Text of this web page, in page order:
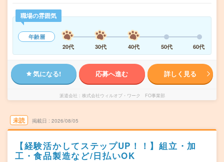
職場の雰囲気
年齢層
20代
30代 40代 50代 60代
気になる! 応募へ進む 詳しく見る
派遣会社 株式会社ウィルオブ・ワーク FO事業部
未読 掲載日 2026/08/05
【経験活かしてステップUP！！】組立・加
工・食品製造など/日払いOK